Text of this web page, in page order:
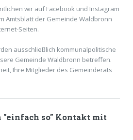
wir auf Facebook und Instagram
Amtsblatt der Gemeinde Waldbronn
Seiten.
ausschließlich kommunalpolitische
Gemeinde Waldbronn betreffen.
Ihre Mitglieder des Gemeinderats
"einfach so" Kontakt mit